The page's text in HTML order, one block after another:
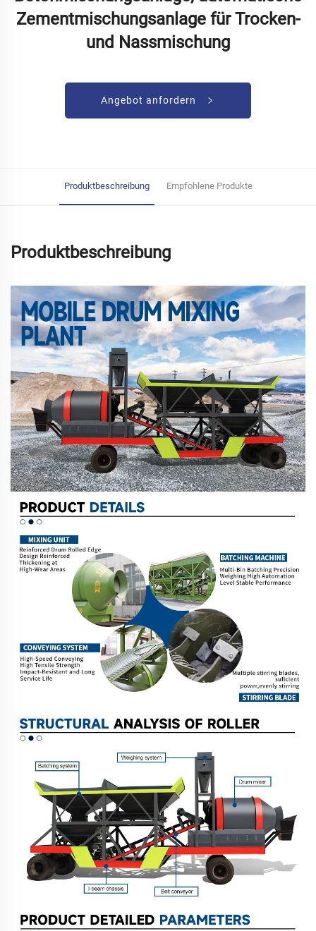
Zementmischungsanlage für Trocken-
und Nassmischung
Angebot anfordern
Produktbeschreibung Empfohlene Produkte
Produktbeschreibung